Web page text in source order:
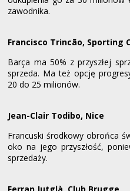
zawodnika.
Francisco Trincão, Sporting
Barça ma 50% z przyszłej
sprzeda. Ma też opcję
20 do 25 milionów.
Jean-Clair Todibo, Nice
Francuski środkowy obrońca
oko na jego przyszłość,
sprzedaży.